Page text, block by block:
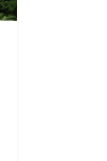
Bauten NRW
(Großbauten der